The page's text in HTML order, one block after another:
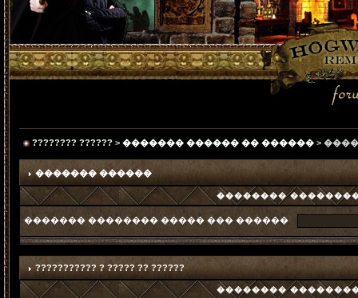
???????? ?????? > ������� ������ �� ������ >
������� ������
��������
������� �������� ����� ��� ������
??????????? ? ????? ?? ??????
��������